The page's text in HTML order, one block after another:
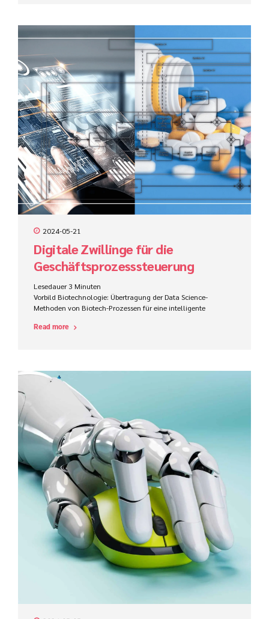
automatisiert werden (z.B. mit Hilfe von Robotic Process
Automation, kurz: RPA) sondern ganze Prozesse, idealerweise
„End-to-End“. Die nachfolgende Abbildung zeigt einen
exemplarischen Prozess zur Erzeugung einer
Bestellanforderung (BANF). Das Prozessmodell ist auf
strategischer Ebene modelliert und wird im weiteren Verlauf in
ein technisches Prozessmodell überführt. Wird das Ziel
verfolgt solch einen Prozess...
2024-05-21
Digitale Zwillinge für die
Geschäftsprozesssteuerung
Lesedauer 3 Minuten
Vorbild Biotechnologie: Übertragung der Data Science-
Methoden von Biotech-Prozessen für eine intelligente
konventionellem Prozessmanagement und Methoden der
through Next-Generation Biologics Drug Development“
(Förderung der Nachhaltigkeit durch die Entwicklung von
Biologika der nächsten Generation) erörtert die Integration
von Data-Science-Tools in biotechnologische Produktions-,
Forschungs- und Rekrutierungsprozesse zur Optimierung der
Produktionsbedingungen. Das kann das Finden der richtigen
Zelle (diese Klone können Zellen wie Bakterien, Hefen oder
auch von Eukaryonten wie uns oder des Hamsters sein ?) oder
auch die Förderung...
Read more